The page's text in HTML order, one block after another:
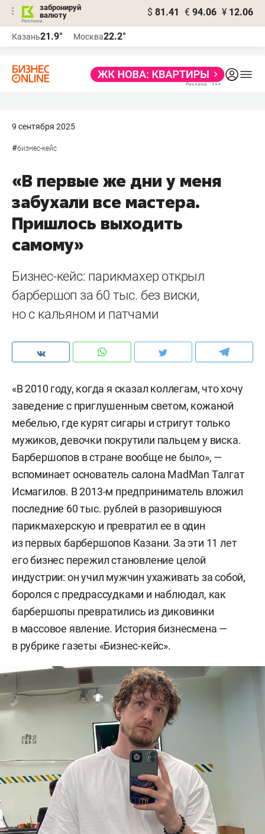
забронируй
валюту
$ 81.41 € 94.06 ¥ 12.06
Казань21.9° Москва22.2°
9 сентября 2025
#бизнес-кейс
«В первые же дни у меня
забухали все мастера.
Пришлось выходить
самому»
Бизнес-кейс: парикмахер открыл
барбершоп за 60 тыс. без виски,
но с кальяном и патчами
«В 2010 году, когда я сказал коллегам, что хочу
заведение с приглушенным светом, кожаной
мебелью, где курят сигары и стригут только
мужиков, девочки покрутили пальцем у виска.
Барбершопов в стране вообще не было», —
вспоминает основатель салона MadMan Талгат
Исмагилов. В 2013-м предприниматель вложил
последние 60 тыс. рублей в разорившуюся
парикмахерскую и превратил ее в один
из первых барбершопов Казани. За эти 11 лет
его бизнес пережил становление целой
индустрии: он учил мужчин ухаживать за собой,
боролся с предрассудками и наблюдал, как
барбершопы превратились из диковинки
в массовое явление. История бизнесмена —
в рубрике газеты «Бизнес-кейс».